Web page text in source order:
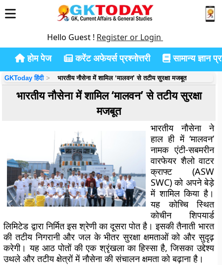
Hello Guest ! Register or Login
होम पेज करेंट अफेयर्स प्रश्नोत्तरी सामान्य ज्ञान
GKToday हिंदी भारतीय नौसेना में शामिल ‘मालवन’ से तटीय सुरक्षा मजबूत
भारतीय नौसेना में शामिल ‘मालवन’ से तटीय सुरक्षा
मजबूत
भारतीय नौसेना ने
हाल ही में ‘मालवन’
नामक एंटी-सबमरीन
वारफेयर शैलो वाटर
क्राफ्ट (ASW
SWC) को अपने बेड़े
में शामिल किया है।
यह कोच्चि स्थित
कोचीन शिपयार्ड
लिमिटेड द्वारा निर्मित इस श्रेणी का दूसरा पोत है। इसकी तैनाती भारत
की तटीय निगरानी और जल के भीतर सुरक्षा क्षमताओं को और सुदृढ़
करेगी। यह आठ पोतों की एक श्रृंखला का हिस्सा है, जिसका उद्देश्य
उथले और तटीय क्षेत्रों में नौसेना की संचालन क्षमता को बढ़ाना है।